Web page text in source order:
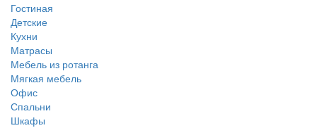
Гостиная
Детские
Кухни
Матрасы
Мебель из ротанга
Мягкая мебель
Офис
Спальни
Шкафы